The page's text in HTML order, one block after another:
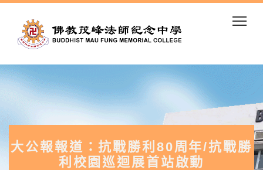
大公報報道：抗戰勝利80周年/抗戰勝
利校園巡迴展首站啟動